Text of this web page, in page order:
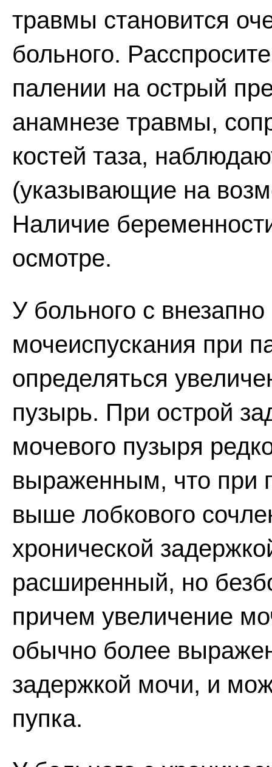
травмы становится
больного.
палении на острый
анамнезе травмы,
костей таза,
(указывающие на
Наличие
осмотре.
У больного с
мочеиспускания при
определяться
пузырь. При острой
мочевого пузыря
выраженным, что при
выше лобкового
хронической
расширенный, но
причем увеличение
обычно более
задержкой мочи, и
пупка.